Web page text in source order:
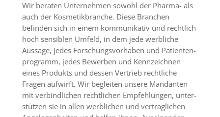
Wir beraten Unternehmen sowohl der Pharma- als
auch der Kosmetik­branche. Diese Branchen
befinden sich in einem kommunikativ und rechtlich
hoch sensiblen Umfeld, in dem jede werbliche
Aussage, jedes Forschungs­vorhaben und Patienten­
programm, jedes Bewerben und Kennzeichnen
eines Produkts und dessen Vertrieb rechtliche
Fragen aufwirft. Wir begleiten unsere Mandanten
mit verbindlichen rechtlichen Empfehlungen, unter­
stützen sie in allen werblichen und vertraglichen